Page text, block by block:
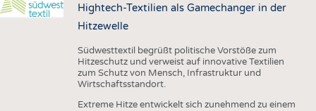
Hightech-Textilien als Gamechanger in der
Hitzewelle
Südwesttextil begrüßt politische Vorstöße zum
Hitzeschutz und verweist auf innovative Textilien
zum Schutz von Mensch, Infrastruktur und
Wirtschaftsstandort.
Extreme Hitze entwickelt sich zunehmend zu einem